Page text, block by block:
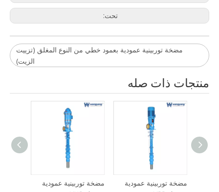
تحت:
مضخة توربينية عمودية بعمود خطي من النوع المغلق (تزييت
الزيت)
منتجات ذات صله
مضخة توربينية عمودية
مضخة توربينية عمودية